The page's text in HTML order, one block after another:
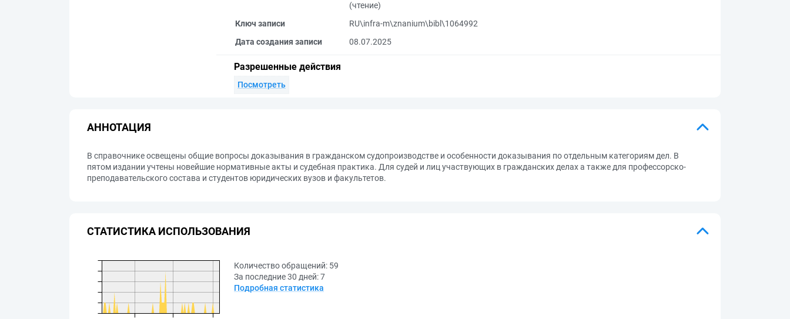
(чтение)
Ключ записи
RU\infra-m\znanium\bibl\1064992
Дата создания записи
08.07.2025
Разрешенные действия
Посмотреть
АННОТАЦИЯ
В справочнике освещены общие вопросы доказывания в гражданском судопроизводстве и особенности доказывания по отдельным категориям дел. В
пятом издании учтены новейшие нормативные акты и судебная практика. Для судей и лиц участвующих в гражданских делах а также для профессорско-
преподавательского состава и студентов юридических вузов и факультетов.
СТАТИСТИКА ИСПОЛЬЗОВАНИЯ
Количество обращений: 59
За последние 30 дней:7
Подробная статистика